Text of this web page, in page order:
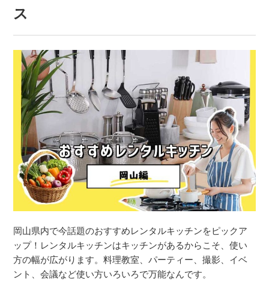
ス
岡山県内で今話題のおすすめレンタルキッチンをピックア
ップ！レンタルキッチンはキッチンがあるからこそ、使い
方の幅が広がります。料理教室、パーティー、撮影、イベ
ント、会議など使い方いろいろで万能なんです。